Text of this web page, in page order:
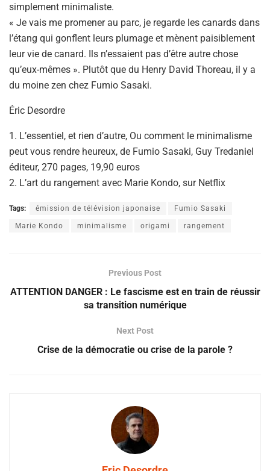
simplement minimaliste.
« Je vais me promener au parc, je regarde les canards dans
l’étang qui gonflent leurs plumage et mènent paisiblement
leur vie de canard. Ils n’essaient pas d’être autre chose
qu’eux-mêmes ». Plutôt que du Henry David Thoreau, il y a
du moine zen chez Fumio Sasaki.
Éric Desordre
1. L’essentiel, et rien d’autre, Ou comment le minimalisme
peut vous rendre heureux, de Fumio Sasaki, Guy Tredaniel
éditeur, 270 pages, 19,90 euros
2. L’art du rangement avec Marie Kondo, sur Netflix
Tags: émission de télévision japonaise Fumio Sasaki
Marie Kondo minimalisme origami rangement
Previous Post
ATTENTION DANGER : Le fascisme est en train de réussir
sa transition numérique
Next Post
Crise de la démocratie ou crise de la parole ?